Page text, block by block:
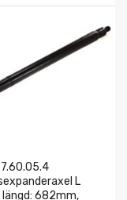
L
682mm,